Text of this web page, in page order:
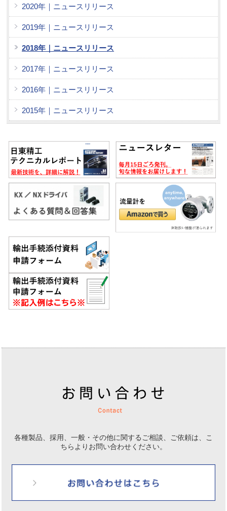
2020年｜ニュースリリース
2019年｜ニュースリリース
2018年｜ニュースリリース
2017年｜ニュースリリース
2016年｜ニュースリリース
2015年｜ニュースリリース
各種製品、採用、一般・その他に関するご相談、ご依頼は、
こ
ちらよりお問い合わせください。